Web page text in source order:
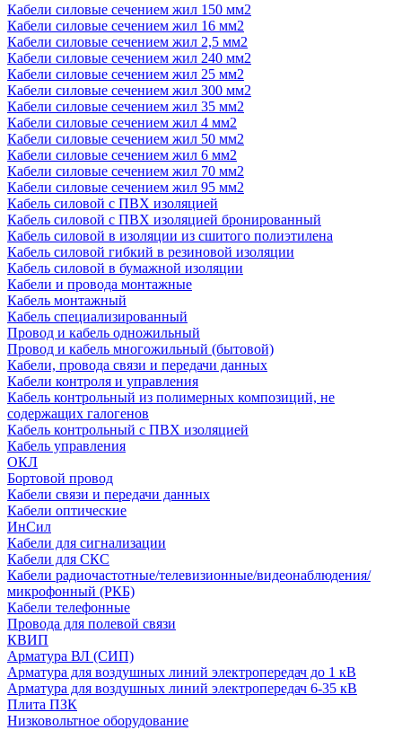
Кабели силовые сечением жил 150 мм2
Кабели силовые сечением жил 16 мм2
Кабели силовые сечением жил 2,5 мм2
Кабели силовые сечением жил 240 мм2
Кабели силовые сечением жил 25 мм2
Кабели силовые сечением жил 300 мм2
Кабели силовые сечением жил 35 мм2
Кабели силовые сечением жил 4 мм2
Кабели силовые сечением жил 50 мм2
Кабели силовые сечением жил 6 мм2
Кабели силовые сечением жил 70 мм2
Кабели силовые сечением жил 95 мм2
Кабель силовой с ПВХ изоляцией
Кабель силовой с ПВХ изоляцией бронированный
Кабель силовой в изоляции из сшитого полиэтилена
Кабель силовой гибкий в резиновой изоляции
Кабель силовой в бумажной изоляции
Кабели и провода монтажные
Кабель монтажный
Кабель специализированный
Провод и кабель одножильный
Провод и кабель многожильный (бытовой)
Кабели, провода связи и передачи данных
Кабели контроля и управления
Кабель контрольный из полимерных композиций, не
содержащих галогенов
Кабель контрольный с ПВХ изоляцией
Кабель управления
ОКЛ
Бортовой провод
Кабели связи и передачи данных
Кабели оптические
ИнСил
Кабели для сигнализации
Кабели для СКС
Кабели радиочастотные/телевизионные/видеонаблюдения/
микрофонный (РКБ)
Кабели телефонные
Провода для полевой связи
КВИП
Арматура ВЛ (СИП)
Арматура для воздушных линий электропередач до 1 кВ
Арматура для воздушных линий электропередач 6-35 кВ
Плита ПЗК
Низковольтное оборудование